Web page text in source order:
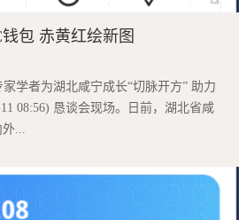
包 赤黄红绘新图
学者为湖北咸宁成长“切脉开方” 助力
08:56) 恳谈会现场。日前，湖北省咸
外...